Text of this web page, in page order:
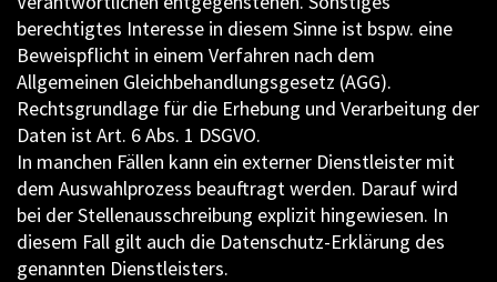
berechtigtes Interesse in diesem Sinne ist bspw. eine
Beweispflicht in einem Verfahren nach dem
Allgemeinen Gleichbehandlungsgesetz (AGG).
Rechtsgrundlage für die Erhebung und Verarbeitung der
Daten ist Art. 6 Abs. 1 DSGVO.
In manchen Fällen kann ein externer Dienstleister mit
dem Auswahlprozess beauftragt werden. Darauf wird
bei der Stellenausschreibung explizit hingewiesen. In
diesem Fall gilt auch die Datenschutz-Erklärung des
genannten Dienstleisters.